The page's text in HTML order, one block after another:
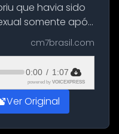
que havia sido
somente após
enquanto
condomínio em
c...
cm7brasil.com
0:00 / 1:07
powered by VOICEXPRESS
Ver Original